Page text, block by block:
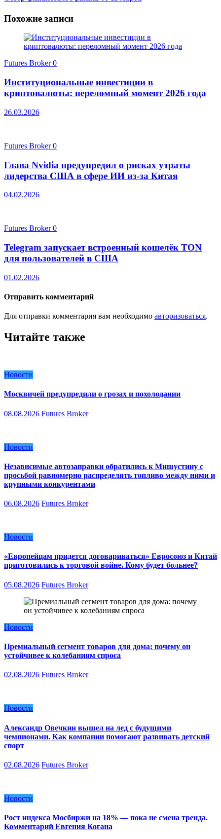
Похожие записи
Futures Broker0
Институциональные инвестиции в
криптовалюты: переломный момент 2026 года
26.03.2026
Futures Broker0
Глава Nvidia предупредил о рисках утраты
лидерства США в сфере ИИ из-за Китая
04.02.2026
Futures Broker0
Telegram запускает встроенный кошелёк TON
для пользователей в США
01.02.2026
Отправить комментарий
Для отправки комментария вам необходимо авторизоваться.
Читайте также
Новости
Москвичей предупредили о грозах и похолодании
08.08.2026 Futures Broker
Новости
Независимые автозаправки обратились к Мишустину с
просьбой равномерно распределять топливо между ними и
крупными конкурентами
06.08.2026 Futures Broker
Новости
«Европейцам придется договариваться» Евросоюз и Китай
приготовились к торговой войне. Кому будет больнее?
05.08.2026 Futures Broker
Новости
Премиальный сегмент товаров для дома: почему он
устойчивее к колебаниям спроса
02.08.2026 Futures Broker
Новости
Александр Овечкин вышел на лед с будущими
чемпионами. Как компании помогают развивать детский
спорт
02.08.2026 Futures Broker
Новости
Рост индекса Мосбиржи на 18% — пока не смена тренда.
Комментарий Евгения Когана